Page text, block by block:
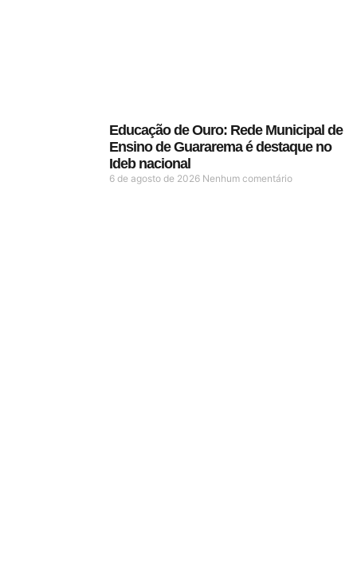
Educação de Ouro: Rede Municipal de
Ensino de Guararema é destaque no
Ideb nacional
6 de agosto de 2026 Nenhum comentário